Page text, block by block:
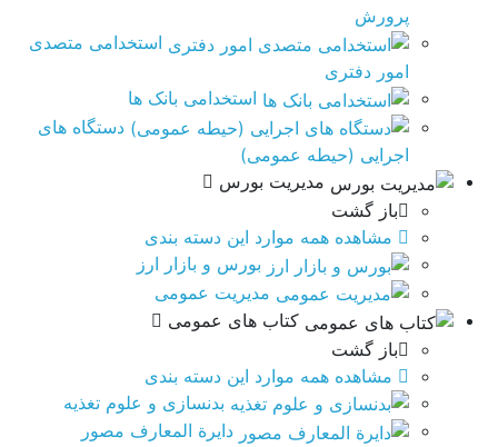
پرورش
استخدامی متصدی
امور دفتری
استخدامی بانک ها
دستگاه های
اجرایی (حیطه عمومی)
مدیریت بورس
باز گشت
مشاهده همه موارد این دسته بندی
بورس و بازار ارز
مدیریت عمومی
کتاب های عمومی
باز گشت
مشاهده همه موارد این دسته بندی
بدنسازی و علوم تغذیه
دایرة المعارف مصور